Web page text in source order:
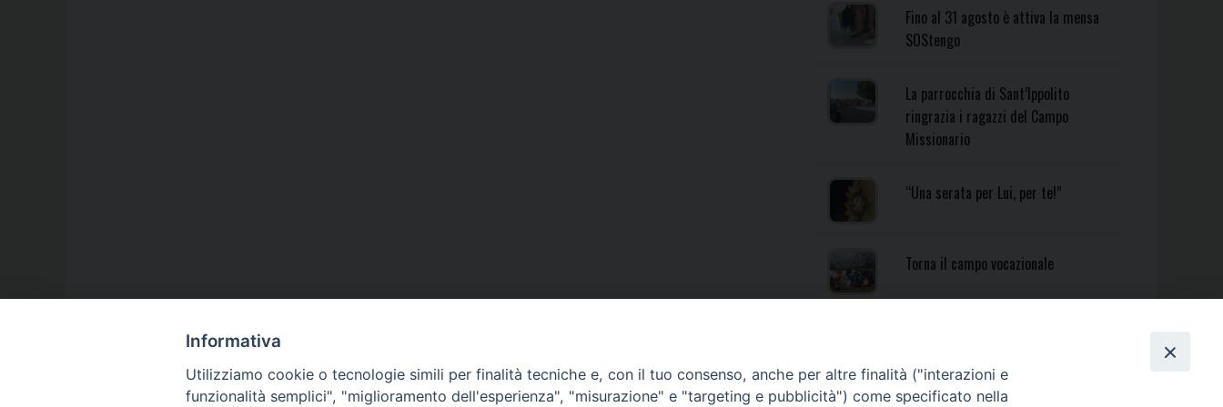
Fino al 31 agosto è attiva la mensa
SOStengo
La parrocchia di Sant’Ippolito
ringrazia i ragazzi del Campo
Missionario
“Una serata per Lui, per te!”
Torna il campo vocazionale
Informativa
Utilizziamo cookie o tecnologie simili per finalità tecniche e, con il tuo consenso, anche per altre finalità ("interazioni e
funzionalità semplici", "miglioramento dell'esperienza", "misurazione" e "targeting e pubblicità") come specificato nella